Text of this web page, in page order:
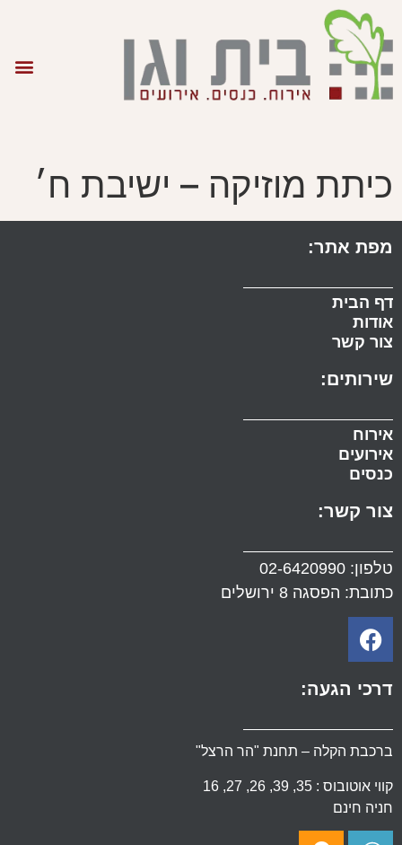
כיתת מוזיקה – ישיבת ח׳
מפת אתר:
דף הבית
אודות
צור קשר
שירותים:
אירוח
אירועים
כנסים
צור קשר:
טלפון: 02-6420990
כתובת: הפסגה 8 ירושלים
דרכי הגעה:
ברכבת הקלה – תחנת "הר הרצל"
קווי אוטובוס : 35, 39, 26, 27, 16
חניה חינם